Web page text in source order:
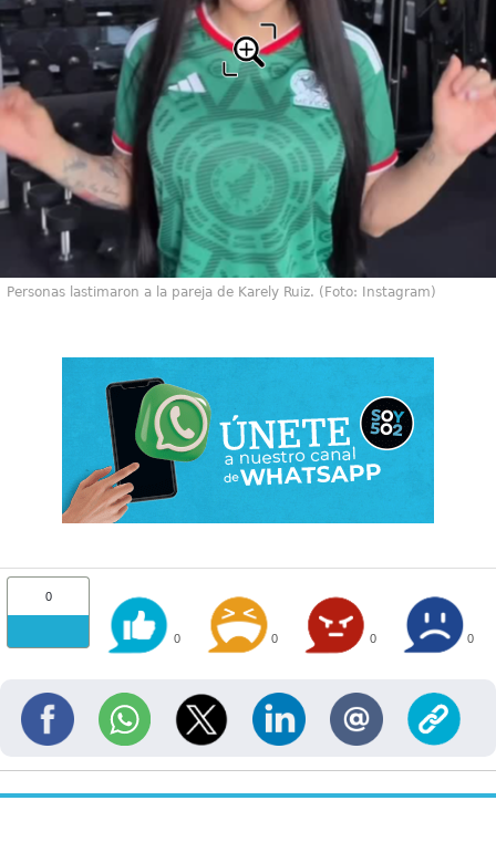
Personas lastimaron a la pareja de Karely Ruiz. (Foto: Instagram)
0
0 0 0 0